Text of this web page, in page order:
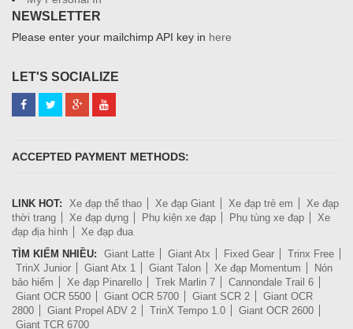
NEWSLETTER
Please enter your mailchimp API key in here
LET'S SOCIALIZE
ACCEPTED PAYMENT METHODS:
LINK HOT: Xe đạp thể thao Xe đạp Giant Xe đạp trẻ em
Xe đạp
thời trang
Xe đạp dựng Phụ kiện xe đạp Phụ tùng xe đạp
Xe
đạp địa hình
Xe đạp đua
TÌM KIẾM NHIỀU:
Giant Latte Giant Atx Fixed Gear
Trinx Free
TrinX Junior
Giant Atx 1 Giant Talon Xe đạp Momentum
Nón
bảo hiểm
Xe đạp Pinarello Trek Marlin 7
Cannondale Trail 6
Giant OCR 5500
Giant OCR 5700 Giant SCR 2
Giant OCR
2800
Giant Propel ADV 2 TrinX Tempo 1.0
Giant OCR 2600
Giant TCR 6700